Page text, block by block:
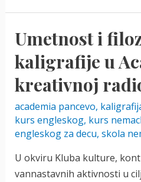
Umetnost i
kaligrafije u
kreativnoj
academia pancevo,
kurs engleskog, kurs
engleskog za decu, skola
U okviru Kluba kulture,
vannastavnih aktivnosti u